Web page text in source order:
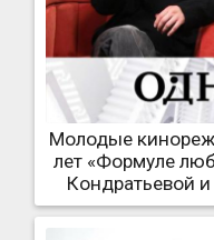
Молодые
лет «Формуле
Кондратьевой